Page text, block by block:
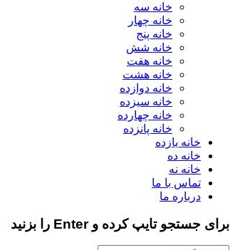
خانه سه
خانه چهار
خانه پنج
خانه شش
خانه هفت
خانه هشت
خانه دوازده
خانه سیزده
خانه چهارده
خانه پانزده
خانه یازده
خانه ده
خانه نه
تماس با ما
درباره ما
برای جستجو تایپ کرده و Enter را بزنید